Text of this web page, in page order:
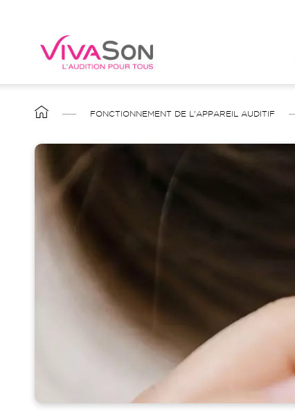
contenu
FIL
FONCTIONNEMENT DE L'APPAREIL AUDITIF